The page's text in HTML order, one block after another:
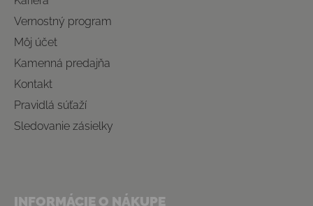
Vernostný program
Môj účet
Kamenná predajňa
Kontakt
Pravidlá súťaží
Sledovanie zásielky
INFORMÁCIE O NÁKUPE